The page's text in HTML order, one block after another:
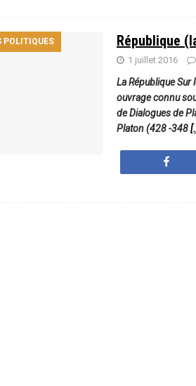
POLITIQUES République
1 juillet 2016
La République Sur
ouvrage connu
de Dialogues de
Platon (428 -348